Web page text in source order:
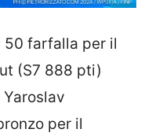
50 farfalla per il
(S7 888 pti)
per il